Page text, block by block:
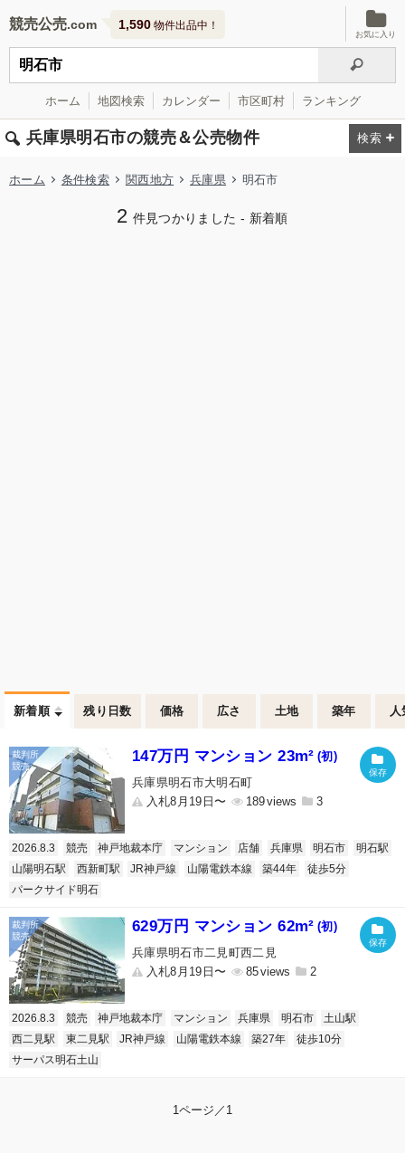
競売公売 1,590 物件出品中！
お気に入り
ホーム 地図検索 カレンダー 市区町村 ランキング
兵庫県明石市の競売＆公売物件
ホーム 条件検索 関西地方 兵庫県 明石市
2 件見つかりました - 新着順
新着順 残り日数 価格 広さ 土地 築年 人
147万円 マンション 23m² (初)
兵庫県明石市大明石町
入札8月19日〜
189 3
2026.8.3 競売 神戸地裁本庁 マンション 店舗 兵庫県 明石市
明石駅
山陽明石駅
西新町駅 JR神戸線 山陽電鉄本線 築44年
徒歩5分
パークサイド明石
629万円 マンション 62m² (初)
兵庫県明石市二見町西二見
入札8月19日〜
85 2
2026.8.3 競売 神戸地裁本庁 マンション 兵庫県 明石市
土山駅
西二見駅
東二見駅 JR神戸線 山陽電鉄本線 築27年
徒歩10分
サーパス明石土山
1ページ／1